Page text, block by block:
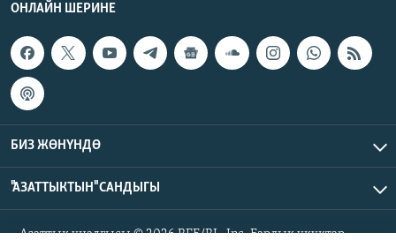
ОНЛАЙН ШЕРИНЕ
БИЗ ЖӨНҮНДӨ
"АЗАТТЫКТЫН" САНДЫГЫ
Азаттык үналгысы © 2026 RFE/RL, Inc. Бардык укуктар